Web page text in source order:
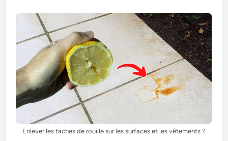
Enlever les taches de rouille sur les surfaces et les vêtements ?